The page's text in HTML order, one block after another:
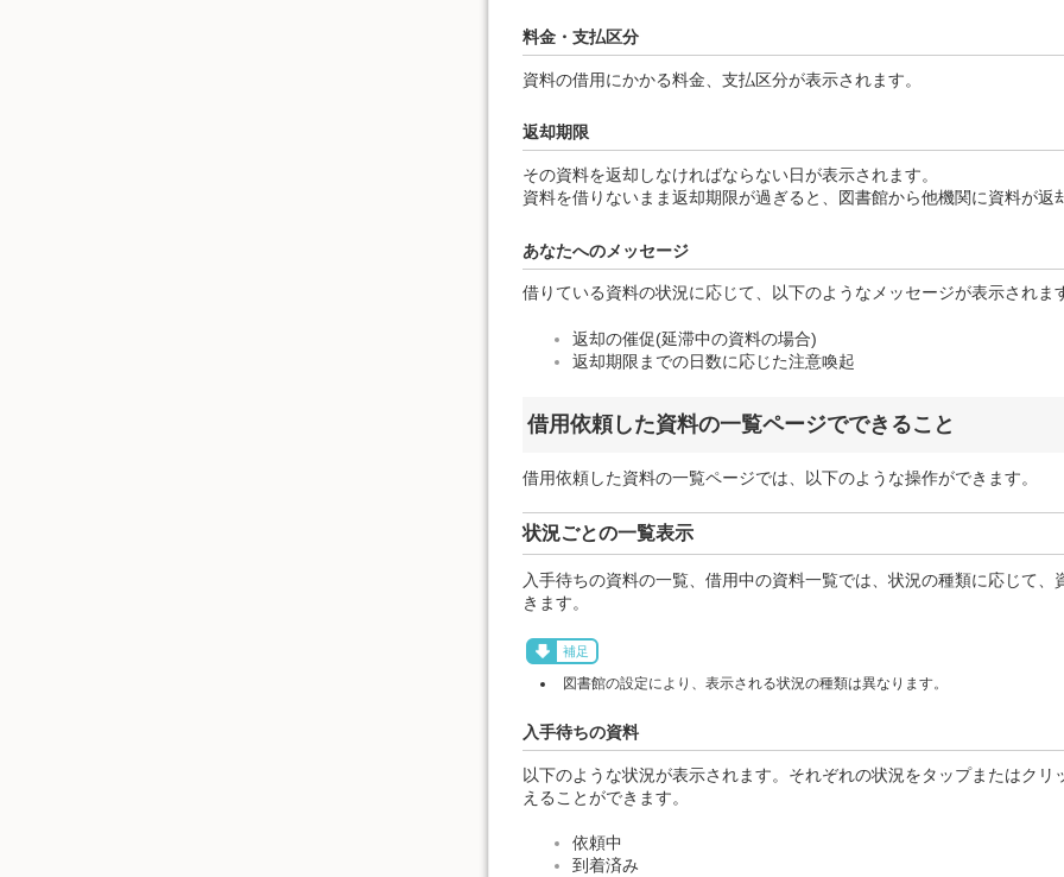
料金・支払区分
資料の借用にかかる料金、支払区分が表示されます。
返却期限
その資料を返却しなければならない日が表示されます。
資料を借りないまま返却期限が過ぎると、図書館から他機関に資料が返
あなたへのメッセージ
借りている資料の状況に応じて、以下のようなメッセージが表示されま
返却の催促(延滞中の資料の場合)
返却期限までの日数に応じた注意喚起
借用依頼した資料の一覧ページでできること
借用依頼した資料の一覧ページでは、以下のような操作ができます。
状況ごとの一覧表示
入手待ちの資料の一覧、借用中の資料一覧では、状況の種類に応じて
きます。
補足
図書館の設定により、表示される状況の種類は異なります。
入手待ちの資料
以下のような状況が表示されます。それぞれの状況をタップまたはク
えることができます。
依頼中
到着済み